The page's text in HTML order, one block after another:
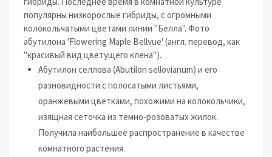
популярны низкорослые гибриды, с огромными
колокольчатыми цветами линии "Белла". Фото
абутилона 'Flowering Maple Bellvue' (англ. перевод, как
"красивый вид цветущего клена").
Абутилон селлова (Abutilon sellovianum) и его
разновидности с полосатыми листьями,
оранжевыми цветками, похожими на колокольчики,
изящная сеточка из темно-розоватых жилок.
Получила наибольшее распространение в качестве
комнатного растения.